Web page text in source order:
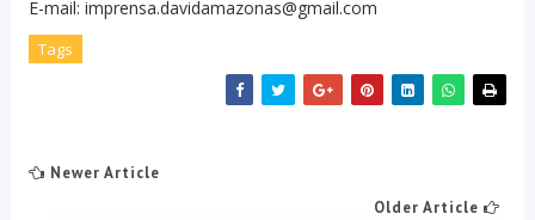
E-mail: imprensa.davidamazonas@gmail.com
Tags
Newer Article
Older Article